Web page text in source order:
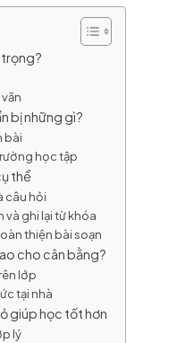
trọng?
bị những gì?
bài
học tập
thể
câu hỏi
và ghi lại từ khóa
thiện bài soạn
cho cân bằng?
lớp
tại nhà
giúp học tốt hơn
lý